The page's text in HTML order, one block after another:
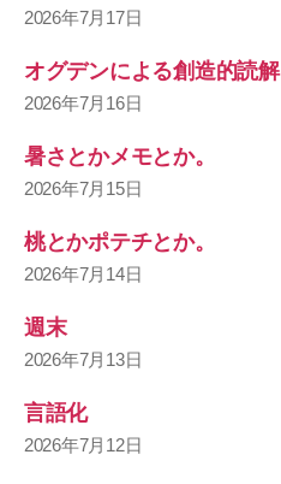
2026年7月17日
オグデンによる創造的読解
2026年7月16日
暑さとかメモとか。
2026年7月15日
桃とかポテチとか。
2026年7月14日
週末
2026年7月13日
言語化
2026年7月12日